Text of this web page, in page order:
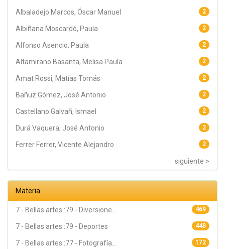
2
Albaladejo Marcos, Óscar Manuel
2
Albiñana Moscardó, Paula
2
Alfonso Asencio, Paula
2
Altamirano Basanta, Melisa Paula
2
Amat Rossi, Matías Tomás
2
Bañuz Gómez, José Antonio
2
Castellano Galvañ, Ismael
2
Durá Vaquera, José Antonio
2
Ferrer Ferrer, Vicente Alejandro
siguiente >
Materia
469
7 - Bellas artes::79 - Diversione...
448
7 - Bellas artes::79 - Deportes
172
7 - Bellas artes::77 - Fotografía...